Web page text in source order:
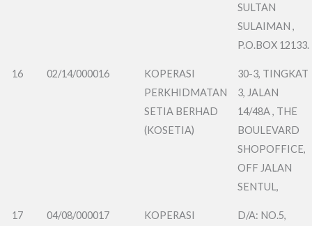
SULTAN
SULAIMAN ,
P.O.BOX 12133.
16 02/14/000016
KOPERASI
PERKHIDMATAN
SETIA BERHAD
(KOSETIA)
30-3, TINGKAT
3, JALAN
14/48A , THE
BOULEVARD
SHOPOFFICE,
OFF JALAN
SENTUL,
17 04/08/000017
KOPERASI
D/A: NO.5,